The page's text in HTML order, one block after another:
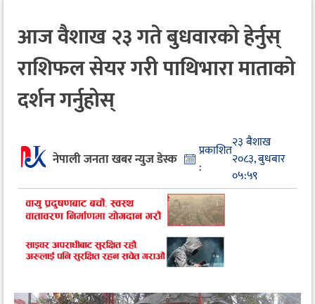
आज वैशाख २३ गते बुधवारको हेर्नुस्
राशिफल सेयर गरी पाथिभारा माताको
दर्शन गर्नुहोस्
नेपाली जनता खबर न्युज डेस्क
प्रकाशित
:
२३ बैशाख
२०८३, बुधबार
०५:५९